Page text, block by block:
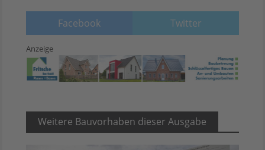
Facebook Twitter
Anzeige
Weitere Bauvorhaben dieser Ausgabe